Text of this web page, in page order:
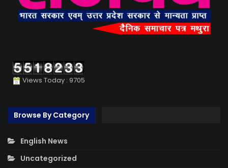
Views Today : 9705
Browse By Category
English News
Uncategorized